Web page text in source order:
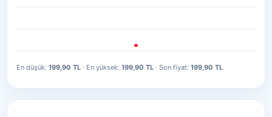
En düşük:199,90 TL · En yüksek:199,90 TL · Son fiyat:199,90 TL